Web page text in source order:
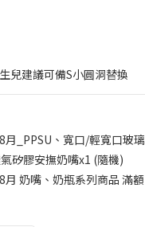
兒建議可備S小圓洞替換
月_PPSU、寬口/輕寬口玻璃
矽膠安撫奶嘴x1 (隨機)
月 奶嘴、奶瓶系列商品 滿額